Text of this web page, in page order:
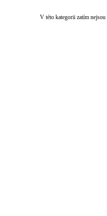
V této kategorii zatím nejsou